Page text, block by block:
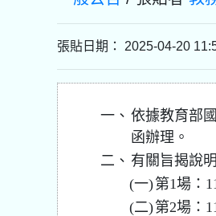
張貼日期： 2025-04-20
一、 依據教育部
函辦理。
二、 有關旨揭說
(一)第1場：
(二)第2場：